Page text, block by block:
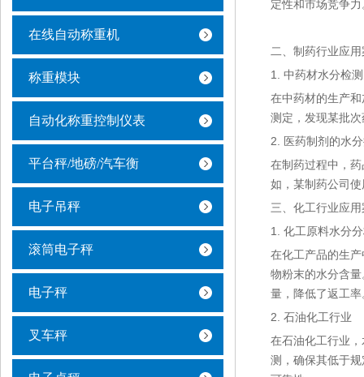
在线自动称重机
称重模块
自动化称重控制仪表
平台秤/地磅/汽车衡
电子吊秤
滚筒电子秤
电子秤
叉车秤
定性和市场竞争力
二、制药行业应
1. 中药材水分检测
在中药材的生产
测定，发现某批
2. 医药制剂的水
在制药过程中，
如，某制药公司
三、化工行业应
1. 化工原料水分
在化工产品的生
物粉末的水分含
量，降低了返工率
2. 石油化工行业
在石油化工行业
测，确保其低于